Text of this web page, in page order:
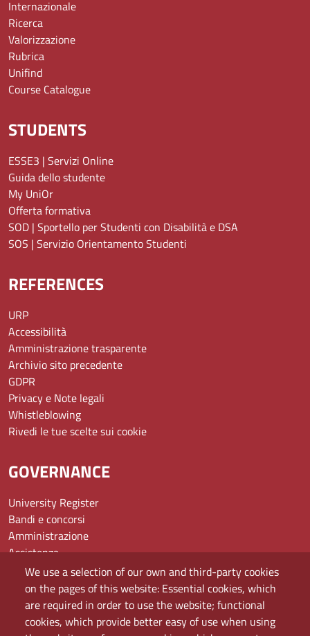
We use a selection of our own and third-party cookies
on the pages of this website: Essential cookies, which
are required in order to use the website; functional
cookies, which provide better easy of use when using
Internazionale
Ricerca
Valorizzazione
Rubrica
Unifind
Course Catalogue
STUDENTS
ESSE3 | Servizi Online
Guida dello studente
My UniOr
Offerta formativa
SOD | Sportello per Studenti con Disabilità e DSA
SOS | Servizio Orientamento Studenti
REFERENCES
URP
Accessibilità
Amministrazione trasparente
Archivio sito precedente
GDPR
Privacy e Note legali
Whistleblowing
Rivedi le tue scelte sui cookie
GOVERNANCE
University Register
Bandi e concorsi
Amministrazione
Assistenza
Domande frequenti (FAQ)
Elenco dei siti tematici
Mappa del sito
PEC